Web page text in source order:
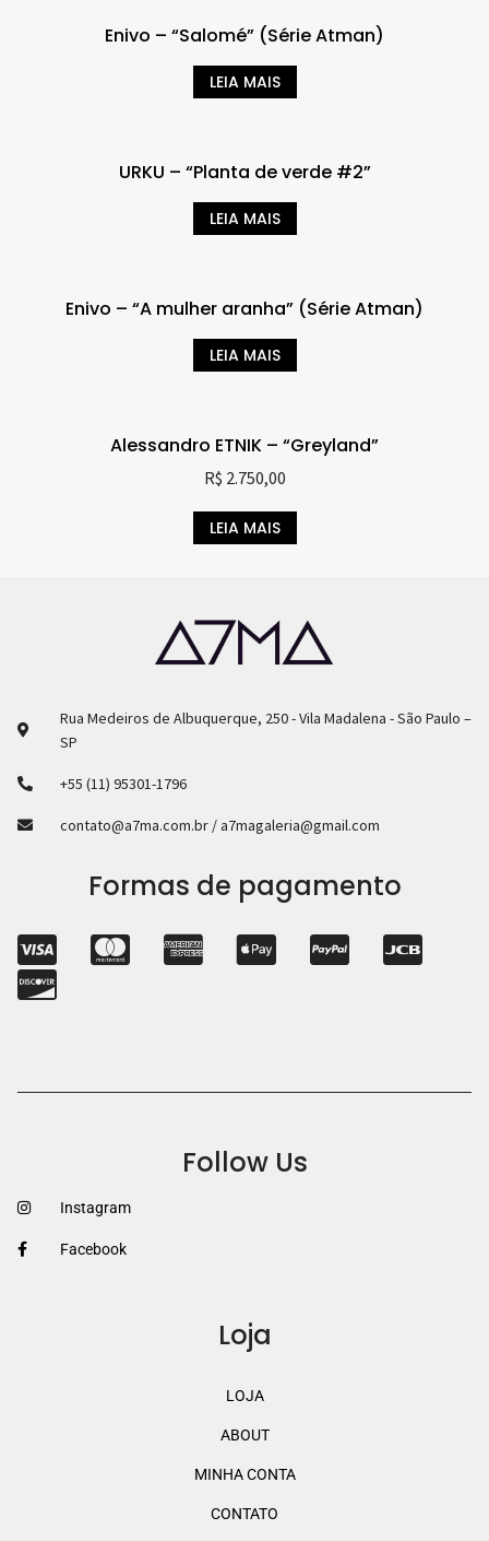
Enivo – “Salomé” (Série Atman)
LEIA MAIS
URKU – “Planta de verde #2”
LEIA MAIS
Enivo – “A mulher aranha” (Série Atman)
LEIA MAIS
Alessandro ETNIK – “Greyland”
R$ 2.750,00
LEIA MAIS
Rua Medeiros de Albuquerque, 250 - Vila Madalena - São Paulo –
SP
+55 (11) 95301-1796
contato@a7ma.com.br / a7magaleria@gmail.com
Formas de pagamento
Follow Us
Instagram
Facebook
Loja
LOJA
ABOUT
MINHA CONTA
CONTATO